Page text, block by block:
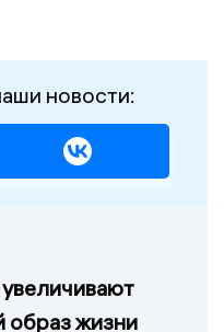
новости:
образ жизни